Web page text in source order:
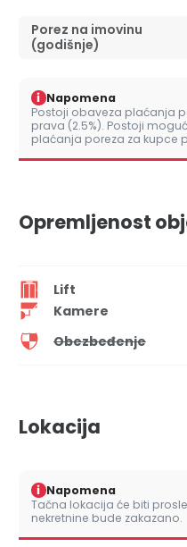
Porez na imovinu
(godišnje)
i Napomena
Postoji obaveza plaćanja
prava (2.5%). Postoji
plaćanja poreza za kupce
Opremljenost
Lift
Kamere
Obezbeđenje
Lokacija
i Napomena
Tačna lokacija će biti
nekretnine bude zakazano.